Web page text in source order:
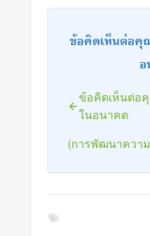
ข้อคิดเห็นต่อคุ
ข้อคิดเห็นต่อ
ในอนาคต
(การพัฒนาควา